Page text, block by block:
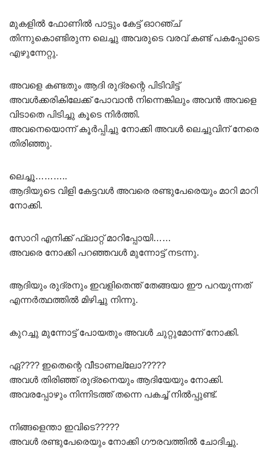
മുകളിൽ ഫോണിൽ പാട്ടും കേട്ട് ഓറഞ്ച്
തിന്നുകൊണ്ടിരുന്ന ലെച്ചു അവരുടെ വരവ് കണ്ട് പകപ്പോടെ
എഴുന്നേറ്റു.
അവളെ കണ്ടതും ആദി രുദ്രന്റെ പിടിവിട്ട്
അവൾക്കരികിലേക്ക് പോവാൻ നിന്നെങ്കിലും അവൻ അവളെ
വിടാതെ പിടിച്ചു കൂടെ നിർത്തി.
അവനെയൊന്ന് കൂർപ്പിച്ചു നോക്കി അവൾ ലെച്ചുവിന് നേരെ
തിരിഞ്ഞു.
ലെച്ചൂ………..
ആദിയുടെ വിളി കേട്ടവൾ അവരെ രണ്ടുപേരെയും മാറി മാറി
നോക്കി.
സോറി എനിക്ക് ഫ്ലാറ്റ് മാറിപ്പോയി……
അവരെ നോക്കി പറഞ്ഞവൾ മുന്നോട്ട് നടന്നു.
ആദിയും രുദ്രനും ഇവളിതെന്ത് തേങ്ങയാ ഈ പറയുന്നത്
എന്നർത്ഥത്തിൽ മിഴിച്ചു നിന്നു.
കുറച്ചു മുന്നോട്ട് പോയതും അവൾ ചുറ്റുമോന്ന് നോക്കി.
ഏ???? ഇതെന്റെ വീടാണല്ലോ?????
അവൾ തിരിഞ്ഞ് രുദ്രനെയും ആദിയേയും നോക്കി.
അവരപ്പോഴും നിന്നിടത്ത് തന്നെ പകച്ച് നിൽപ്പുണ്ട്.
നിങ്ങളെന്താ ഇവിടെ?????
അവൾ രണ്ടുപേരെയും നോക്കി ഗൗരവത്തിൽ ചോദിച്ചു.